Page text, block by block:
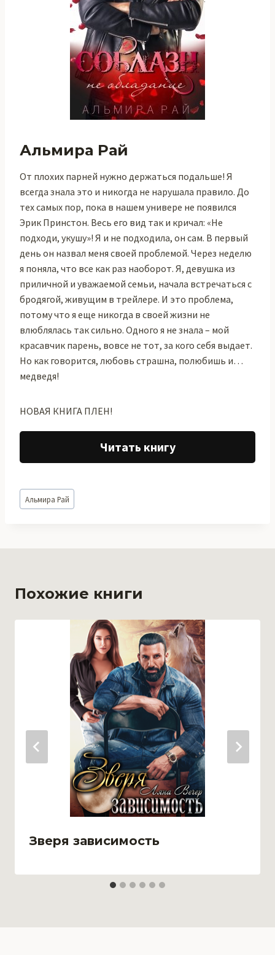
Альмира Рай
От плохих парней нужно держаться подальше! Я
всегда знала это и никогда не нарушала правило. До
тех самых пор, пока в нашем универе не появился
Эрик Принстон. Весь его вид так и кричал: «Не
подходи, укушу»! Я и не подходила, он сам. В первый
день он назвал меня своей проблемой. Через неделю
я поняла, что все как раз наоборот. Я, девушка из
приличной и уважаемой семьи, начала встречаться с
бродягой, живущим в трейлере. И это проблема,
потому что я еще никогда в своей жизни не
влюблялась так сильно. Одного я не знала – мой
красавчик парень, вовсе не тот, за кого себя выдает.
Но как говорится, любовь страшна, полюбишь и…
медведя!
НОВАЯ КНИГА ПЛЕН!
Читать книгу
Метки
записи:
Альмира Рай
Похожие книги
Зверя зависимость